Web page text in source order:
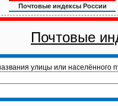
Почтовые индексы России
Почтовые
улицы или населённого